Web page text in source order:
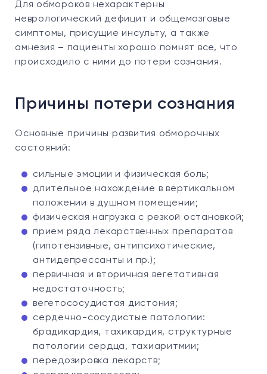
Для обмороков нехарактерны
неврологический дефицит и общемозговые
симптомы, присущие инсульту, а также
амнезия – пациенты хорошо помнят все, что
происходило с ними до потери сознания.
Причины потери сознания
Основные причины развития обморочных
состояний:
сильные эмоции и физическая боль;
длительное нахождение в вертикальном
положении в душном помещении;
физическая нагрузка с резкой остановкой;
прием ряда лекарственных препаратов
(гипотензивные, антипсихотические,
антидепрессанты и пр.);
первичная и вторичная вегетативная
недостаточность;
вегетососудистая дистония;
сердечно-сосудистые патологии:
брадикардия, тахикардия, структурные
патологии сердца, тахиаритмии;
передозировка лекарств;